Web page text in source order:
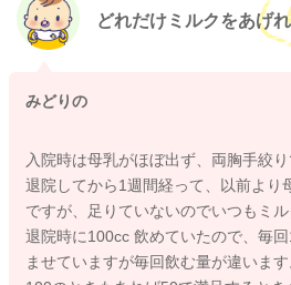
どれだけミルクをあげ
みどりの
入院時は母乳がほぼ出ず、両胸手絞り
退院してから1週間経って、以前より
ですが、足りていないのでいつもミル
退院時に100cc 飲めていたので、毎
ませていますが毎回飲む量が違います